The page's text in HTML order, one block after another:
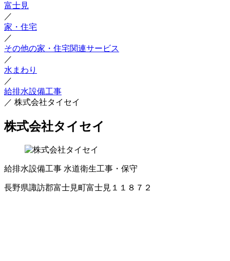
富士見
／
家・住宅
／
その他の家・住宅関連サービス
／
水まわり
／
給排水設備工事
／ 株式会社タイセイ
株式会社タイセイ
給排水設備工事 水道衛生工事・保守
長野県諏訪郡富士見町富士見１１８７２